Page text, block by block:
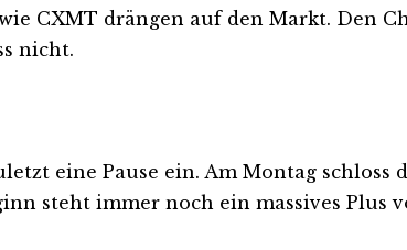
CXMT drängen auf den Markt. Den
nicht.
eine Pause ein. Am Montag schloss
steht immer noch ein massives